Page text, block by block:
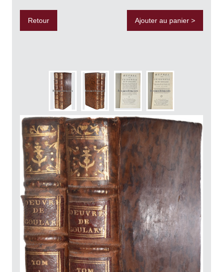
Retour Ajouter au panier >